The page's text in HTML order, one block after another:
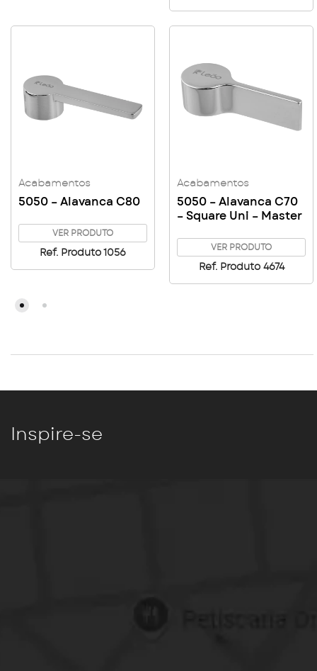
Acabamentos
5050 – Alavanca C80
VER PRODUTO
Ref. Produto 1056
Acabamentos
5050 – Alavanca C70
– Square Uni – Master
VER PRODUTO
Ref. Produto 4674
Inspire-se